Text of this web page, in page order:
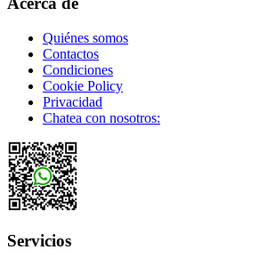
Quiénes somos
Contactos
Condiciones
Cookie Policy
Privacidad
Chatea con nosotros:
Servicios